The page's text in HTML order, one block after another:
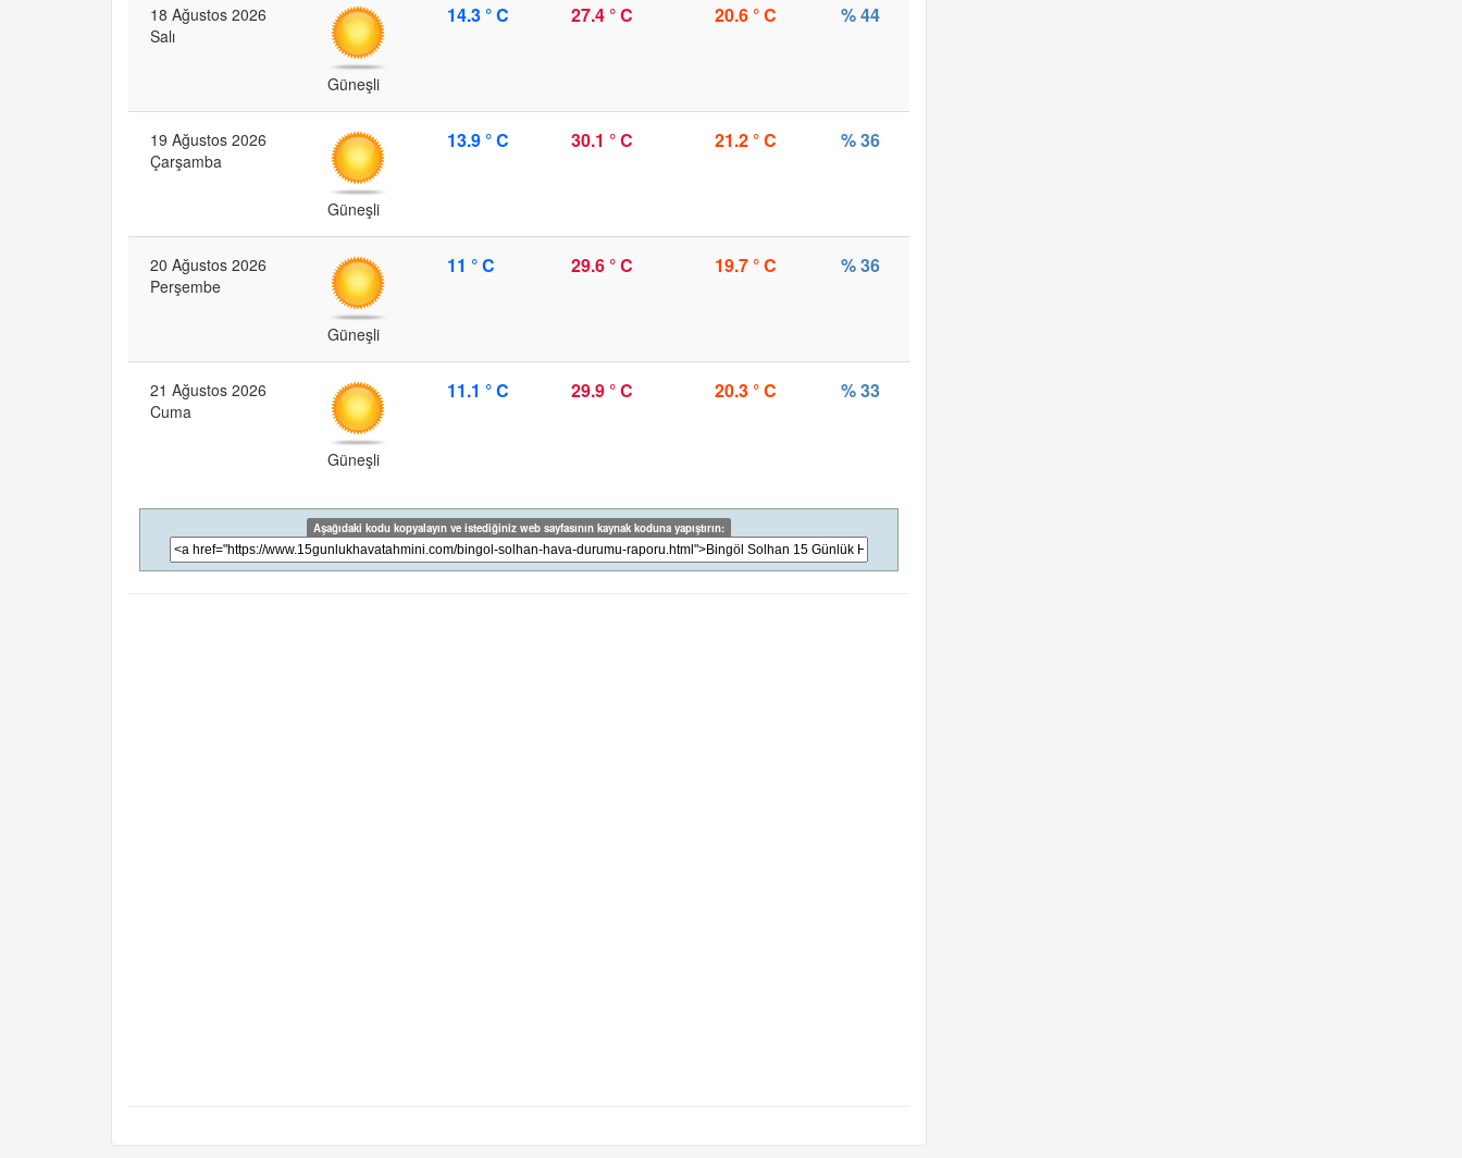
18 Ağustos 2026
Salı
Güneşli
14.3 ° C 27.4 ° C 20.6 ° C % 44
19 Ağustos 2026
Çarşamba
Güneşli
13.9 ° C 30.1 ° C 21.2 ° C % 36
20 Ağustos 2026
Perşembe
Güneşli
11 ° C 29.6 ° C 19.7 ° C % 36
21 Ağustos 2026
Cuma
Güneşli
11.1 ° C 29.9 ° C 20.3 ° C % 33
Aşağıdaki kodu kopyalayın ve istediğiniz web sayfasının kaynak koduna yapıştırın: